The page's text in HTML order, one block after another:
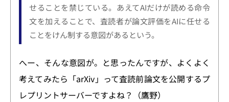
せることを禁じている。あえてAIだけが読める命令
文を加えることで、査読者が論文評価をAIに任せる
ことをけん制する意図があるという。
へー、そんな意図が。と思ったんですが、よくよく
考えてみたら「arXiv」って査読前論文を公開するプ
レプリントサーバーですよね？（鷹野）